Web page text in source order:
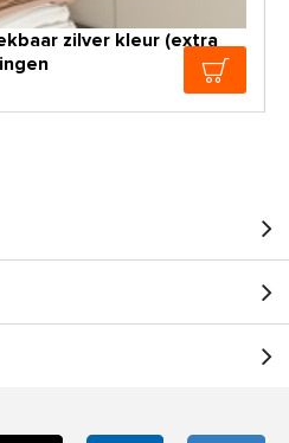
zilver kleur (extra